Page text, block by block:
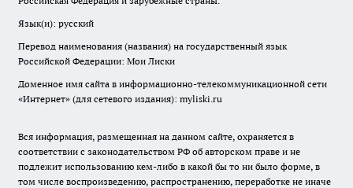
Язык(и): русский
Перевод наименования (названия) на государственный язык
Российской Федерации: Мои Лиски
Доменное имя сайта в информационно-телекоммуникационной сети
«Интернет» (для сетевого издания): myliski.ru
Вся информация, размещенная на данном сайте, охраняется в
соответствии с законодательством РФ об авторском праве и не
подлежит использованию кем-либо в какой бы то ни было форме, в
том числе воспроизведению, распространению, переработке не иначе